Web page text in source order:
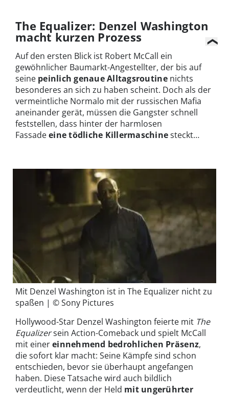
The Equalizer: Denzel Washington
macht kurzen Prozess
Auf den ersten Blick ist Robert McCall ein
gewöhnlicher Baumarkt-Angestellter, der bis auf
seine peinlich genaue Alltagsroutinenichts
besonderes an sich zu haben scheint. Doch als der
vermeintliche Normalo mit der russischen Mafia
aneinander gerät, müssen die Gangster schnell
feststellen, dass hinter der harmlosen
Fassadeeine tödliche Killermaschinesteckt…
Mit Denzel Washington ist in The Equalizer nicht zu
spaßen | © Sony Pictures
Hollywood-Star Denzel Washington feierte mit The
Equalizersein Action-Comeback und spielt McCall
mit einereinnehmend bedrohlichen Präsenz,
die sofort klar macht: Seine Kämpfe sind schon
entschieden, bevor sie überhaupt angefangen
haben. Diese Tatsache wird auch bildlich
verdeutlicht, wenn der Held mit ungerührter